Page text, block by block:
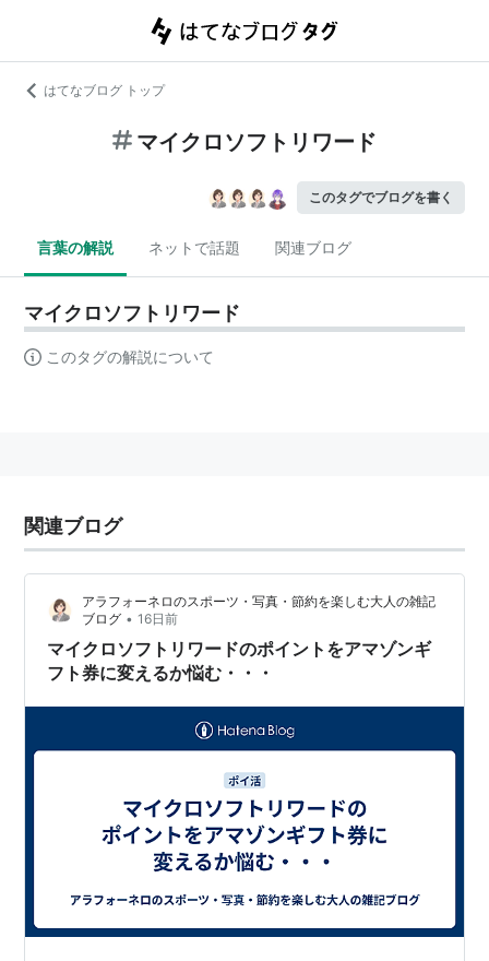
はてなブログ トップ
マイクロソフトリワード
このタグでブログを書く
言葉の解説 ネットで話題 関連ブログ
マイクロソフトリワード
このタグの解説について
関連ブログ
アラフォーネロのスポーツ・写真・節約を楽しむ大人の雑記
ブログ • 16日前
マイクロソフトリワードのポイントをアマゾンギ
フト券に変えるか悩む・・・